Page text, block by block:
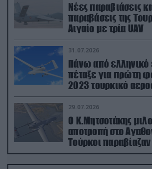
Νέες παραβιάσεις
παραβάσεις της
Αιγαίο με τρία UAV
31.07.2026
Πάνω από
πέταξε για πρώτη
2023 τουρκικό
29.07.2026
Ο Κ.Μητσοτάκης
αποτροπή στο
Τούρκοι
drone